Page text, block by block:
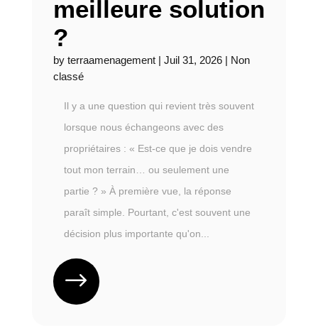
meilleure solution
?
by terraamenagement| Juil 31, 2026| Non
classé
Il y a une question qui revient très souvent
lorsque nous échangeons avec des
propriétaires : « Est-ce que je dois vendre
tout mon terrain… ou seulement une
partie ? » À première vue, la réponse
paraît simple. Pourtant, c'est souvent une
décision plus importante qu'on...